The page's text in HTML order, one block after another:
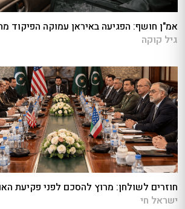
אמ"ן חושף: הפגיעה באיראן עמוקה הפיקוד
גיל קוקה
חוזרים לשולחן: מרוץ להסכם לפני פקיעת
ישראל חי